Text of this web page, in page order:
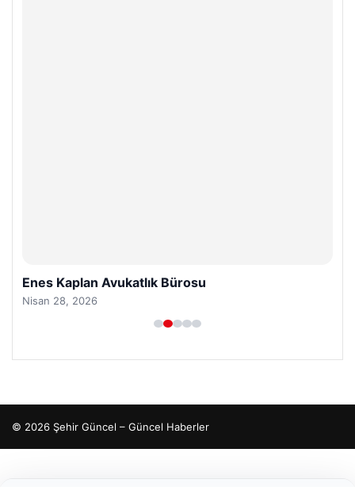
Enes Kaplan Avukatlık Bürosu
Nisan 28, 2026
© 2026 Şehir Güncel – Güncel Haberler